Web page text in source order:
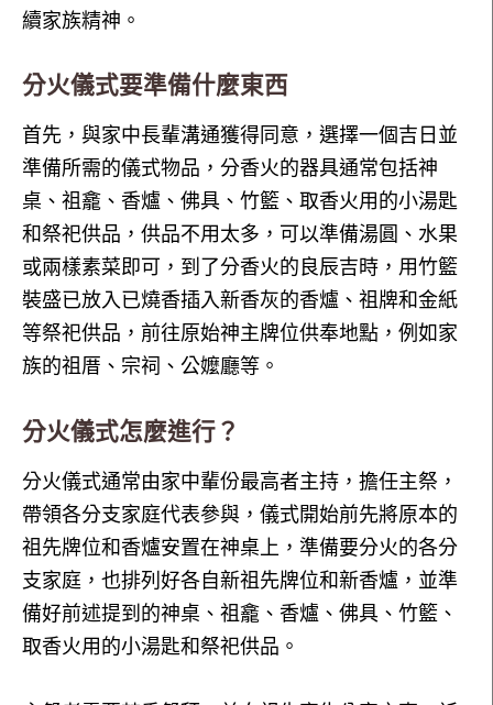
續家族精神。
分火儀式要準備什麼東西
首先，與家中長輩溝通獲得同意，選擇一個吉日並
準備所需的儀式物品，分香火的器具通常包括神
桌、祖龕、香爐、佛具、竹籃、取香火用的小湯匙
和祭祀供品，供品不用太多，可以準備湯圓、水果
或兩樣素菜即可，到了分香火的良辰吉時，用竹籃
裝盛已放入已燒香插入新香灰的香爐、祖牌和金紙
等祭祀供品，前往原始神主牌位供奉地點，例如家
族的祖厝、宗祠、公嬤廳等。
分火儀式怎麼進行？
分火儀式通常由家中輩份最高者主持，擔任主祭，
帶領各分支家庭代表參與，儀式開始前先將原本的
祖先牌位和香爐安置在神桌上，準備要分火的各分
支家庭，也排列好各自新祖先牌位和新香爐，並準
備好前述提到的神桌、祖龕、香爐、佛具、竹籃、
取香火用的小湯匙和祭祀供品。